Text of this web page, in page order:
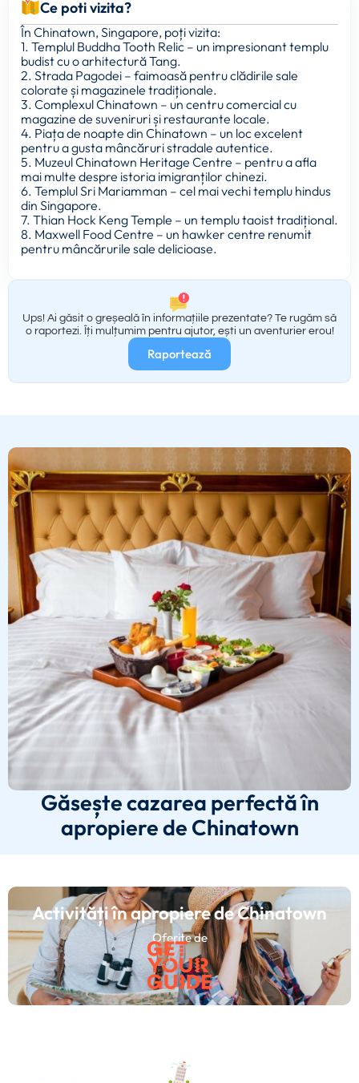
Ce poti vizita?
În Chinatown, Singapore, poți vizita:
1. Templul Buddha Tooth Relic – un impresionant templu
budist cu o arhitectură Tang.
2. Strada Pagodei – faimoasă pentru clădirile sale
colorate și magazinele tradiționale.
3. Complexul Chinatown – un centru comercial cu
magazine de suveniruri și restaurante locale.
4. Piața de noapte din Chinatown – un loc excelent
pentru a gusta mâncăruri stradale autentice.
5. Muzeul Chinatown Heritage Centre – pentru a afla
mai multe despre istoria imigranților chinezi.
6. Templul Sri Mariamman – cel mai vechi templu hindus
din Singapore.
7. Thian Hock Keng Temple – un templu taoist tradițional.
8. Maxwell Food Centre – un hawker centre renumit
pentru mâncărurile sale delicioase.
Ups! Ai găsit o greșeală în informațiile prezentate? Te rugăm să
o raportezi. Îți mulțumim pentru ajutor, ești un aventurier erou!
Raportează
Găsește cazarea perfectă în
apropiere de Chinatown
Activități în apropiere de Chinatown
Oferite de